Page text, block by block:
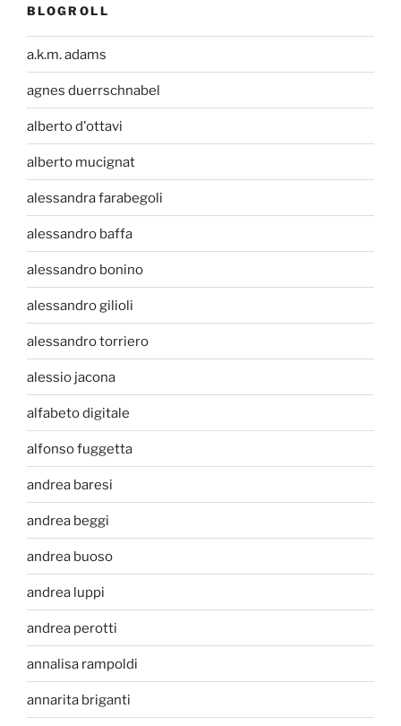
BLOGROLL
a.k.m. adams
agnes duerrschnabel
alberto d'ottavi
alberto mucignat
alessandra farabegoli
alessandro baffa
alessandro bonino
alessandro gilioli
alessandro torriero
alessio jacona
alfabeto digitale
alfonso fuggetta
andrea baresi
andrea beggi
andrea buoso
andrea luppi
andrea perotti
annalisa rampoldi
annarita briganti